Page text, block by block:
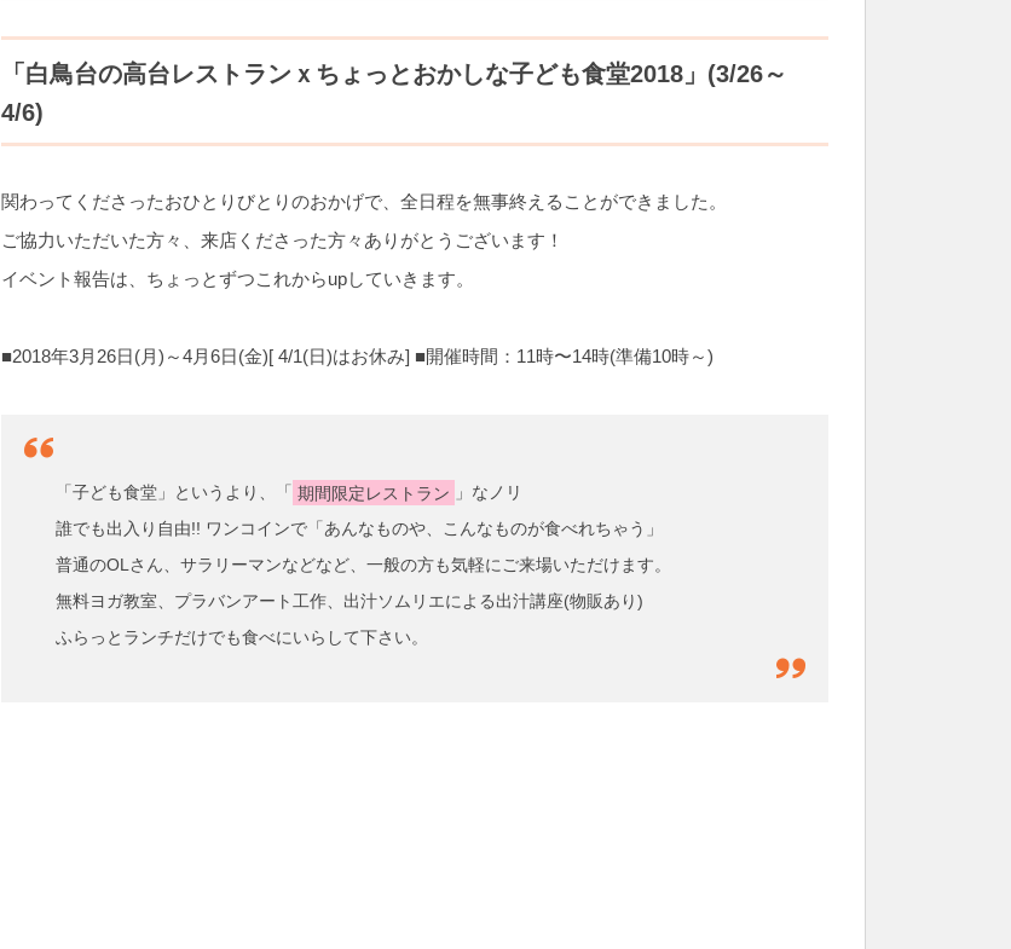
「白鳥台の高台レストランｘちょっとおかしな子ども食堂2018」(3/26～
4/6)
関わってくださったおひとりびとりのおかげで、全日程を無事終えることができました。
ご協力いただいた方々、来店くださった方々ありがとうございます！
イベント報告は、ちょっとずつこれからupしていきます。
■2018年3月26日(月)～4月6日(金)[ 4/1(日)はお休み] ■開催時間：11時〜14時(準備10時～)
「子ども食堂」というより、「 期間限定レストラン
」なノリ
誰でも出入り自由!! ワンコインで「あんなものや、こんなものが食べれちゃう」
普通のOLさん、サラリーマンなどなど、一般の方も気軽にご来場いただけます。
無料ヨガ教室、プラバンアート工作、出汁ソムリエによる出汁講座(物販あり)
ふらっとランチだけでも食べにいらして下さい。